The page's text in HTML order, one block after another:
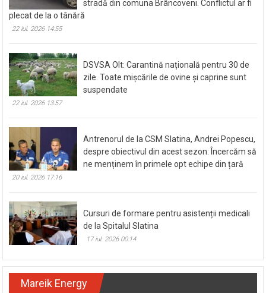
stradă din comuna Brâncoveni. Conflictul ar fi
plecat de la o tânără
22 iul. 2026 14:55
DSVSA Olt: Carantină națională pentru 30 de
zile. Toate mișcările de ovine și caprine sunt
suspendate
22 iul. 2026 13:57
Antrenorul de la CSM Slatina, Andrei Popescu,
despre obiectivul din acest sezon: Încercăm să
ne menținem în primele opt echipe din țară
20 iul. 2026 17:16
Cursuri de formare pentru asistenții medicali
de la Spitalul Slatina
17 iul. 2026 00:14
Mareik Energy